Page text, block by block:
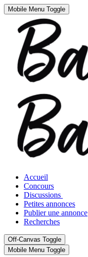
Mobile Menu Toggle
Accueil
Concours
Discussions
Petites annonces
Publier une annonce
Recherches
Off-Canvas Toggle
Mobile Menu Toggle